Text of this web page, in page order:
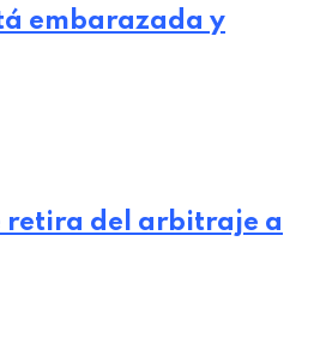
embarazada y
retira del arbitraje a